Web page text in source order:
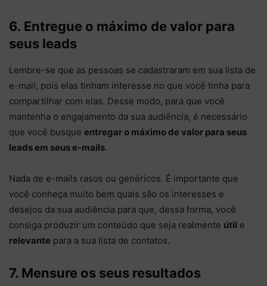
6. Entregue o máximo de valor para
seus leads
Lembre-se que as pessoas se cadastraram em sua lista de
e-mail, pois elas tinham interesse no que você tinha para
compartilhar com elas. Desse modo, para que você
mantenha o engajamento da sua audiência, é necessário
que você busque entregar o máximo de valor para seus
leads em seus e-mails.
Nada de e-mails rasos ou genéricos. É importante que
você conheça muito bem quais são os interesses e
desejos da sua audiência para que, dessa forma, você
consiga produzir um conteúdo que seja realmente útil e
relevante para a sua lista de contatos.
7. Mensure os seus resultados